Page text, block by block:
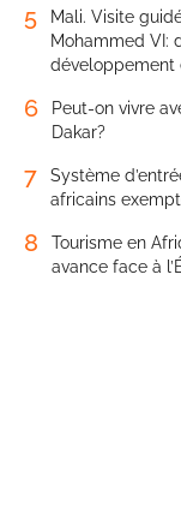
5
Mali. Visite
Mohammed VI:
développement
6
Peut-on vivre
Dakar?
7
Système
africains
8
Tourisme en
avance face à